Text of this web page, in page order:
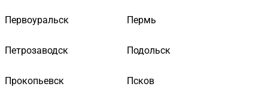
Первоуральск Пермь
Петрозаводск Подольск
Прокопьевск Псков